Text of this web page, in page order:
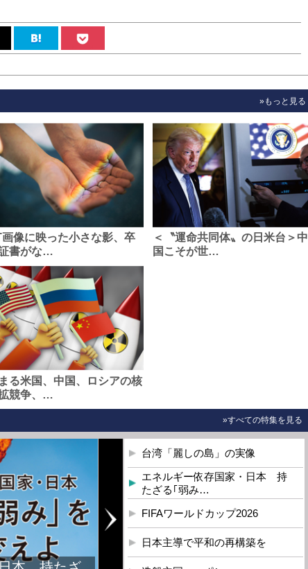
»もっと見る
像に映った小さな影、卒
書がな…
＜〝運命共同体〟の日米台＞中
国こそが世…
る米国、中国、ロシアの核
競争、…
»すべての特集を見る
台湾「麗しの島」の実像
エネルギー依存国家・日本 持
たざる｢弱み…
FIFAワールドカップ2026
日本主導で平和の再構築を